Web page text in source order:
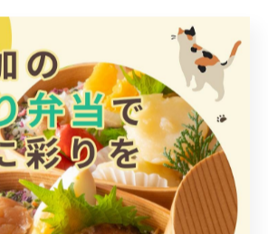
一覧に戻る 次のページ >
カテゴリー Categories